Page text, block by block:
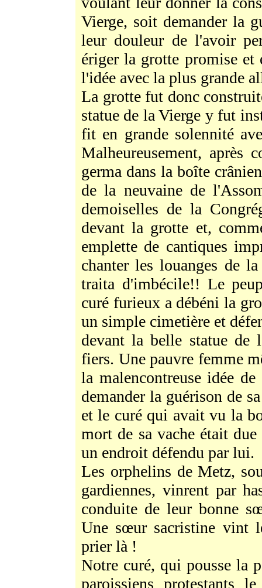
Vierge, soit demander la
leur douleur de l'avoir
ériger la grotte promise
l'idée avec la plus grande
La grotte fut donc
statue de la Vierge y fut
fit en grande solennité
Malheureusement, après
germa dans la boîte
de la neuvaine de
demoiselles de la
devant la grotte et,
emplette de cantiques
chanter les louanges de
traita d'imbécile!! Le
curé furieux a débéni la
un simple cimetière et
devant la belle statue de
fiers. Une pauvre femme
la malencontreuse idée
demander la guérison de
et le curé qui avait vu la
mort de sa vache était
un endroit défendu par lui.
Les orphelins de Metz,
gardiennes, vinrent par
conduite de leur bonne
Une sœur sacristine vint
prier là !
Notre curé, qui pousse la
paroissiens protestants